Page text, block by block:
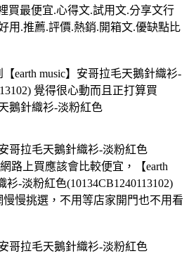
買最便宜.心得文.試用文.分享文行
用.推薦.評價.熱銷.開箱文.優缺點比
earth music】安哥拉毛天鵝針織衫-
覺得很心動而且正打算買
鵝針織衫-淡粉紅色
哥拉毛天鵝針織衫-淡粉紅色
路上買應該會比較便宜，【earth
-淡粉紅色(10134CB1240113102)
慢挑選，不用等店家開門也不用看
哥拉毛天鵝針織衫-淡粉紅色